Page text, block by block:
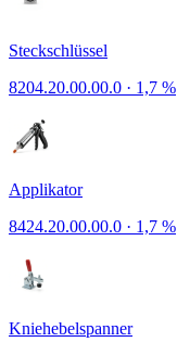
Steckschlüssel
8204.20.00.00.0 · 1,7 %
Applikator
8424.20.00.00.0 · 1,7 %
Kniehebelspanner